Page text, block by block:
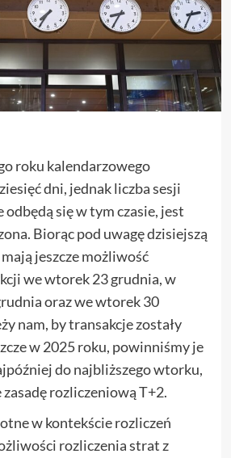
roku kalendarzowego
dni, jednak liczba sesji
odbędą się w tym czasie, jest
Biorąc pod uwagę dzisiejszą
jeszcze możliwość
we wtorek 23 grudnia, w
oraz we wtorek 30
nam, by transakcje zostały
w 2025 roku, powinniśmy je
do najbliższego wtorku,
rozliczeniową T+2.
w kontekście rozliczeń
rozliczenia strat z